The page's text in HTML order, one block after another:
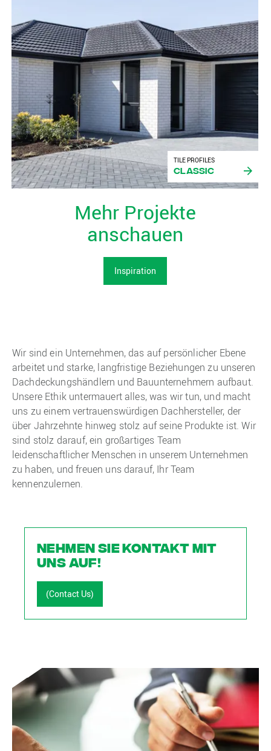
TILE PROFILES
Classic
Mehr Projekte
anschauen
Inspiration
Wir sind ein Unternehmen, das auf persönlicher Ebene
arbeitet und starke, langfristige Beziehungen zu unseren
Dachdeckungshändlern und Bauunternehmern aufbaut.
Unsere Ethik untermauert alles, was wir tun, und macht
uns zu einem vertrauenswürdigen Dachhersteller, der
über Jahrzehnte hinweg stolz auf seine Produkte ist. Wir
sind stolz darauf, ein großartiges Team
leidenschaftlicher Menschen in unserem Unternehmen
zu haben, und freuen uns darauf, Ihr Team
kennenzulernen.
NEHMEN SIE KONTAKT MIT
UNS AUF!
(Contact Us)